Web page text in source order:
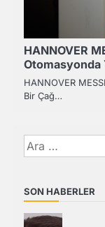
HANNOVER
Otomasyonda
HANNOVER
Bir Çağ…
Arama:
SON HABERLER